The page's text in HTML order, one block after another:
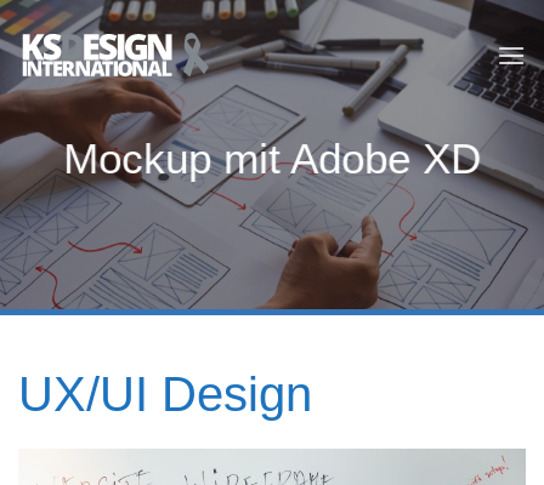
Zum
Inhalt
springen
Mockup mit Adobe XD
UX/UI Design